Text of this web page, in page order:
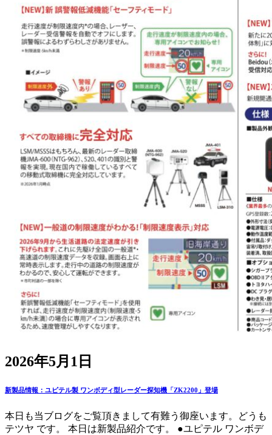
2026年5月1日
新製品情報：ユピテル製 ワンボディ型レーダー探知機「ZK2200」登場
本日も当ブログをご覧頂きまして有難う御座います。どうも
テツヤ です。 本日は新製品紹介です。 ●ユピテル ワンボデ